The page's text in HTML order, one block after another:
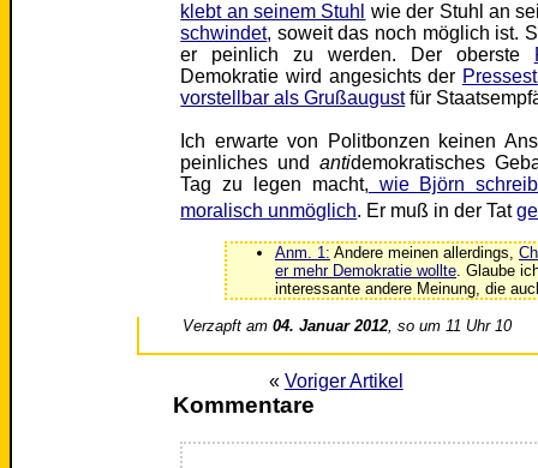
klebt an seinem Stuhl wie der Stuhl an
schwindet, soweit das noch möglich ist.
er peinlich zu werden. Der oberste
Demokratie wird angesichts der
vorstellbar als Grußaugustfür
Ich erwarte von Politbonzen keinen
peinliches undantidemokratisches
Tag zu legen macht, wie Björn
moralisch unmöglich. Er muß in der Tat
Anm. 1: Andere meinen allerdings,
er mehr Demokratie wollte. Glaube
interessante andere Meinung, die
Verzapft am04. Januar 2012 , so um 11 Uhr 10
« Voriger Artikel
Kommentare